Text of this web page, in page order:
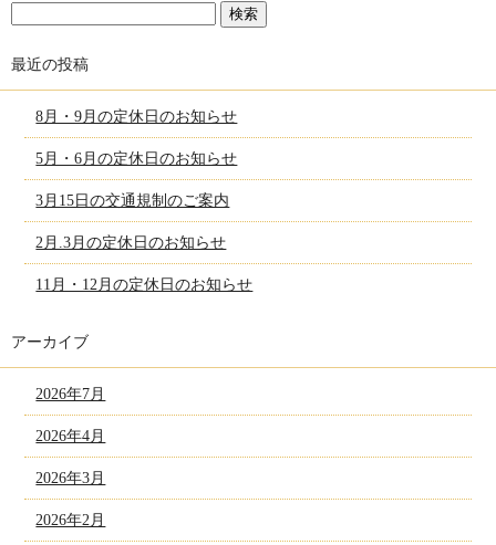
最近の投稿
8月・9月の定休日のお知らせ
5月・6月の定休日のお知らせ
3月15日の交通規制のご案内
2月.3月の定休日のお知らせ
11月・12月の定休日のお知らせ
アーカイブ
2026年7月
2026年4月
2026年3月
2026年2月